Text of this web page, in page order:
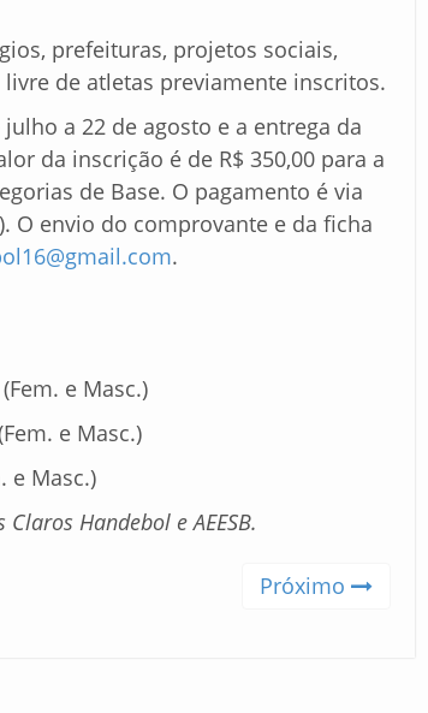
prefeituras, projetos sociais,
de atletas previamente inscritos.
a 22 de agosto e a entrega da
da inscrição é de R$ 350,00 para a
de Base. O pagamento é via
). O envio do comprovante e da ficha
.
e Masc.)
e Masc.)
e Masc.)
Handebol e AEESB.
Próximo